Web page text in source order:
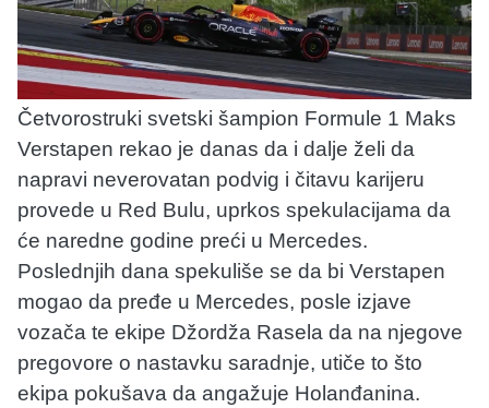
Četvorostruki svetski šampion Formule 1 Maks
Verstapen rekao je danas da i dalje želi da
napravi neverovatan podvig i čitavu karijeru
provede u Red Bulu, uprkos spekulacijama da
će naredne godine preći u Mercedes.
Poslednjih dana spekuliše se da bi Verstapen
mogao da pređe u Mercedes, posle izjave
vozača te ekipe Džordža Rasela da na njegove
pregovore o nastavku saradnje, utiče to što
ekipa pokušava da angažuje Holanđanina.